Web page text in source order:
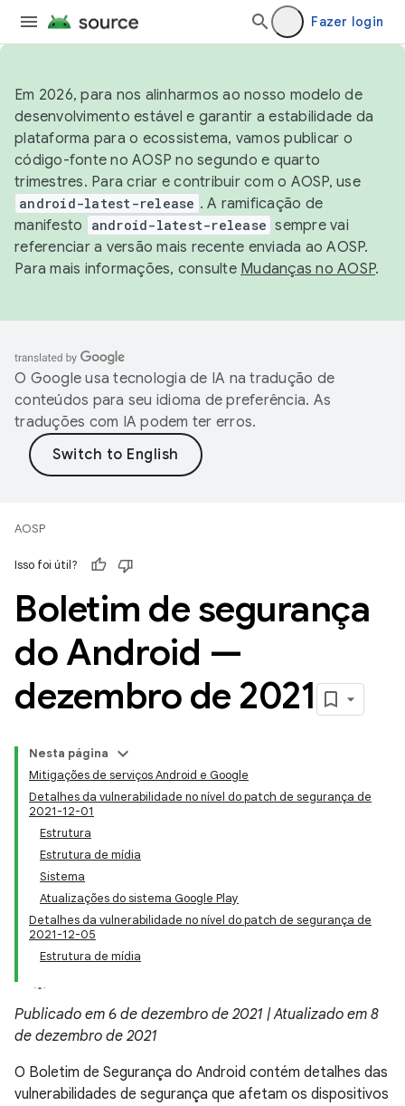
Fazer login
Em 2026, para nos alinharmos ao nosso modelo de
desenvolvimento estável e garantir a estabilidade da
plataforma para o ecossistema, vamos publicar o
código-fonte no AOSP no segundo e quarto
trimestres. Para criar e contribuir com o AOSP, use
android-latest-release . A ramificação de
manifesto
android-latest-release sempre vai
referenciar a versão mais recente enviada ao AOSP.
Para mais informações, consulte Mudanças no AOSP.
O Google usa tecnologia de IA na tradução de
conteúdos para seu idioma de preferência. As
traduções com IA podem ter erros.
AOSP
Isso foi útil?
Boletim de segurança
do Android —
dezembro de 2021
Nesta página
Mitigações de serviços Android e Google
Detalhes da vulnerabilidade no nível do patch de segurança de
2021-12-01
Estrutura
Estrutura de mídia
Sistema
Atualizações do sistema Google Play
Detalhes da vulnerabilidade no nível do patch de segurança de
2021-12-05
Estrutura de mídia
Publicado em 6 de dezembro de 2021 | Atualizado em 8
de dezembro de 2021
O Boletim de Segurança do Android contém detalhes das
vulnerabilidades de segurança que afetam os dispositivos